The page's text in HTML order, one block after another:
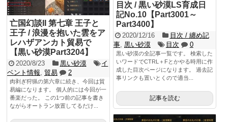
目次 / 黒い砂漠LS育成日
記No.10【Part3001～
Part3400】
2020/12/16
目次 / 纏め記
事, 黒い砂漠 目次 0
黒い砂漠の全記事一覧です。 検索した
いワードでCTRL＋Fとかやる時用に作
成した目次ページになります。 過去記
事リンクも置いとくので適当...
記事を読む
亡国幻談II 第七章 王子と
王子 / 浪漫を抱いた雲をア
レハザアンカト貿易で
【黒い砂漠Part3204】
2020/8/23 黒い砂漠
イ
ベント情報, 貿易 2
肉剥ぎ狩猟の第六章に続き、今回は貿
易編になります。 個人的には今回が一
番楽だった。 この1つ前の記事を書き
ながらオートラン放置してるだけ...